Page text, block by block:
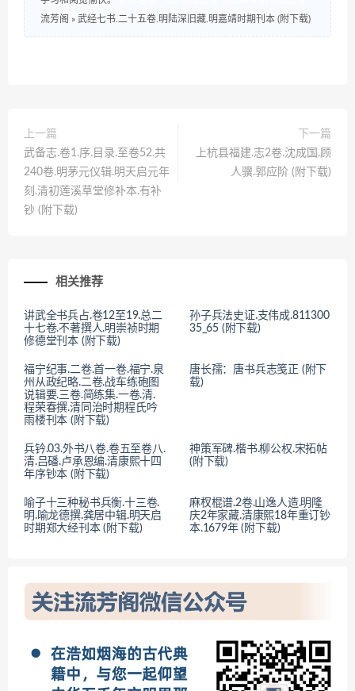
流芳阁 » 武经七书.二十五卷.明陆深旧藏.明嘉靖时期刊本 (附下载)
上一篇
武备志.卷1.序.目录.至卷52.共
240卷.明茅元仪辑.明天启元年
刻.清初莲溪草堂修补本.有补
钞 (附下载)
下一篇
上杭县福建.志2卷.沈成国.顾
人骥.郭应阶 (附下载)
相关推荐
讲武全书兵占.卷12至19.总二
十七卷.不著撰人.明崇祯时期
修德堂刊本 (附下载)
孙子兵法史证.支伟成.811300
35_65 (附下载)
福宁纪事.二卷.首一卷.福宁.泉
州从政纪略.二卷.战车练砲图
说辑要.三卷.简练集.一卷.清.
程荣春撰.清同治时期程氏吟
雨楼刊本 (附下载)
唐长孺：唐书兵志笺正 (附下
载)
兵钤.03.外书八卷.卷五至卷八.
清.吕磻.卢承恩编.清康熙十四
年序钞本 (附下载)
神策军碑.楷书.柳公权.宋拓帖
(附下载)
喻子十三种秘书兵衡.十三卷.
明.喻龙德撰.龚居中辑.明天启
时期郑大经刊本 (附下载)
麻杈棍谱.2卷.山逸人造.明隆
庆2年家藏.清康熙18年重订钞
本.1679年 (附下载)